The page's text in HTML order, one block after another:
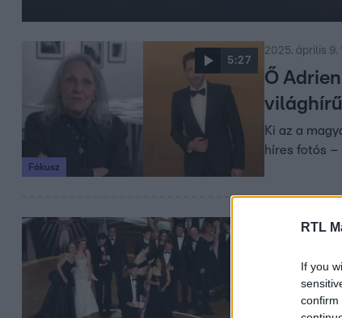
RTL
If you
confirm
5:27
Fókusz
2025. április 9.
Ő
Ki az a
híres fotós –
2025. március
Oscar-gála
listát és a